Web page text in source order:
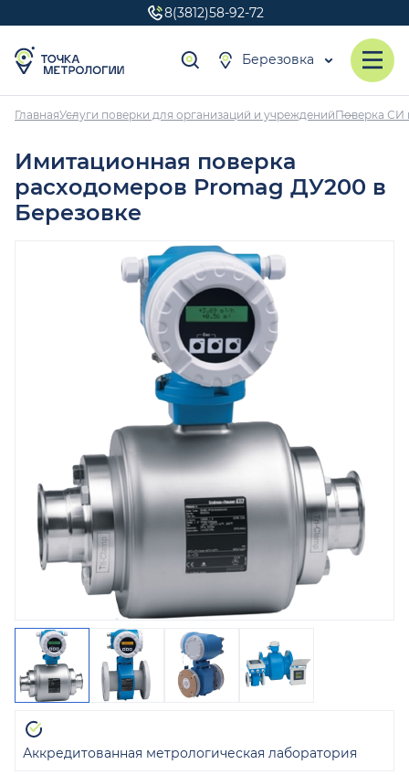
8(3812)58-92-72
Березовка
ГлавнаяУслуги поверки для организаций и учрежденийПоверка СИ
Имитационная поверка
расходомеров Promag ДУ200 в
Березовке
Аккредитованная метрологическая лаборатория